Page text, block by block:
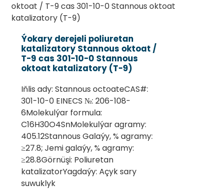
Ýokary derejeli poliuretan
katalizatory Stannous oktoat /
T-9 cas 301-10-0 Stannous
oktoat katalizatory (T-9)
Iňlis ady: Stannous octoateCAS#:
301-10-0 EINECS №: 206-108-
6Molekulýar formula:
C16H30O4SnMolekulýar agramy:
405.12Stannous Galaýy, % agramy:
≥27.8; Jemi galaýy, % agramy:
≥28.8Görnüşi: Poliuretan
katalizatorYagdaýy: Açyk sary
suwuklyk